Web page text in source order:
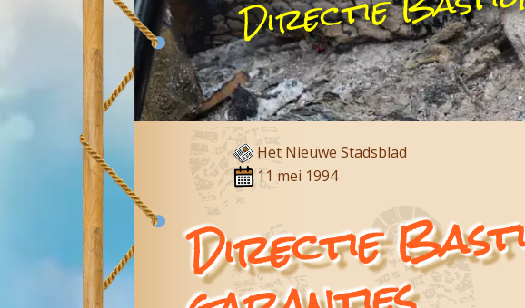
Het Nieuwe Stadsblad
11 mei 1994